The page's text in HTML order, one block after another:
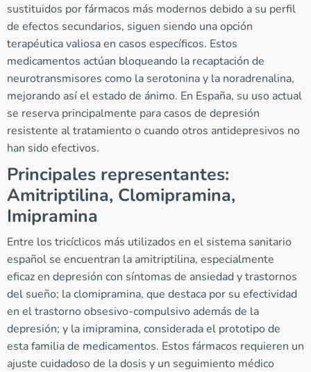
sustituidos por fármacos más modernos debido a su perfil
de efectos secundarios, siguen siendo una opción
terapéutica valiosa en casos específicos. Estos
medicamentos actúan bloqueando la recaptación de
neurotransmisores como la serotonina y la noradrenalina,
mejorando así el estado de ánimo. En España, su uso actual
se reserva principalmente para casos de depresión
resistente al tratamiento o cuando otros antidepresivos no
han sido efectivos.
Principales representantes:
Amitriptilina, Clomipramina,
Imipramina
Entre los tricíclicos más utilizados en el sistema sanitario
español se encuentran la amitriptilina, especialmente
eficaz en depresión con síntomas de ansiedad y trastornos
del sueño; la clomipramina, que destaca por su efectividad
en el trastorno obsesivo-compulsivo además de la
depresión; y la imipramina, considerada el prototipo de
esta familia de medicamentos. Estos fármacos requieren un
ajuste cuidadoso de la dosis y un seguimiento médico